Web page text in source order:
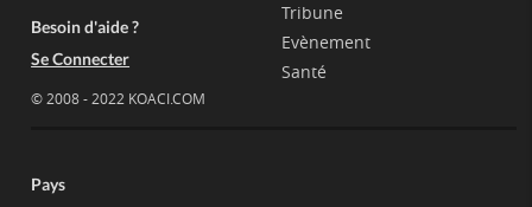
Besoin d'aide ?
Se Connecter
© 2008 - 2022 KOACI.COM
Tribune
Evènement
Santé
Pays